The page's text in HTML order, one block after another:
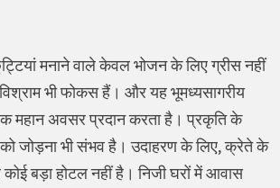
मनाने वाले केवल भोजन के लिए ग्रीस नहीं
भी फोकस हैं। और यह भूमध्यसागरीय
महान अवसर प्रदान करता है। प्रकृति के
जोड़ना भी संभव है। उदाहरण के लिए, क्रेते के
कोई बड़ा होटल नहीं है। निजी घरों में आवास